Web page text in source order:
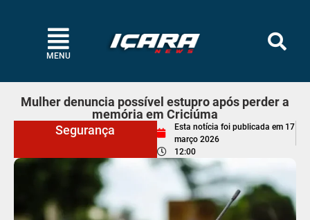
MENU
Mulher denuncia possível estupro após perder a
memória em Criciúma
Segurança
Esta notícia foi publicada em 17
março 2026
12:00